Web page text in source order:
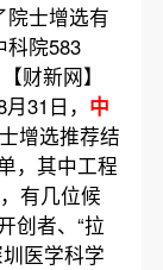
院士增选有
科院583
财新网】
31日， 中
增选推荐结
，其中工程
有几位候
创者、“拉
医学科学